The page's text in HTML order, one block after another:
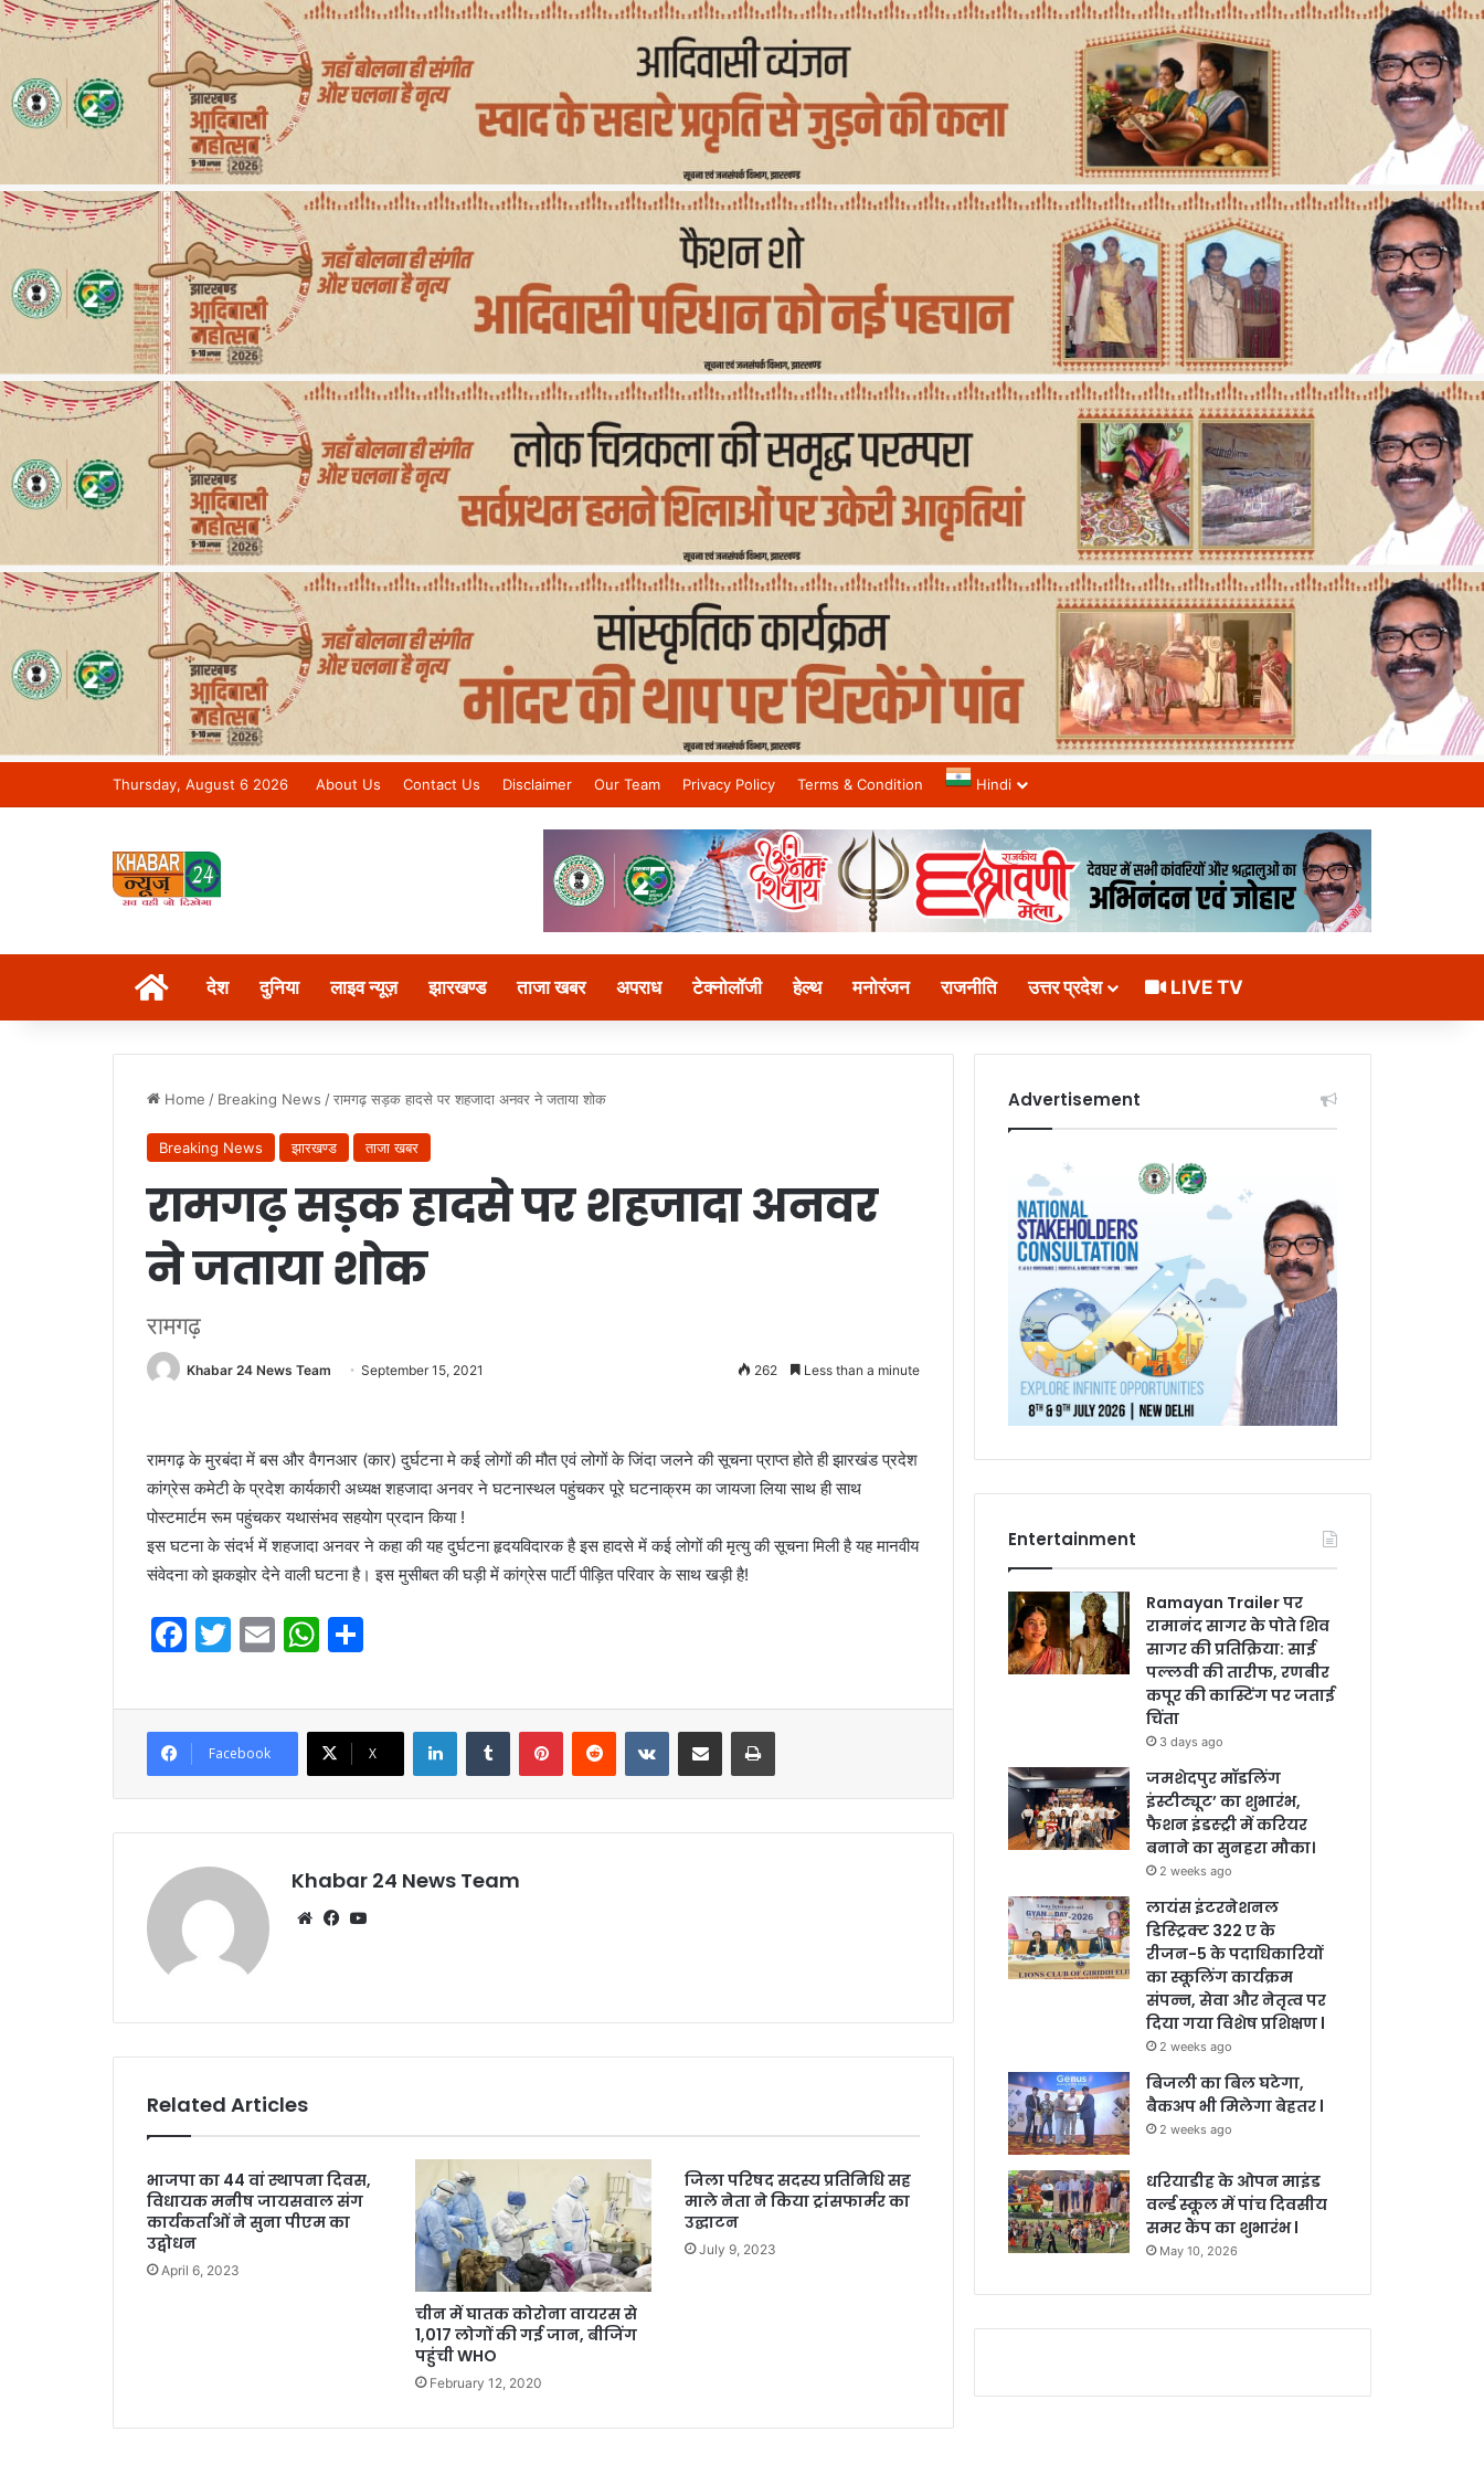
Thursday, August 6 2026 About Us Contact Us Disclaimer Our Team Privacy Policy Terms & Condition Hindi
Khabar 24 News Tv | Bihar/Jharkhand No.1 News Channel
देश दुनिया लाइव न्यूज़ झारखण्ड ताजा खबर अपराध टेक्नोलॉजी हेल्थ मनोरंजन राजनीति उत्तर प्रदेश LIVE TV
Home / Breaking News /रामगढ़ सड़क हादसे पर शहजादा अनवर ने जताया शोक
Breaking News झारखण्ड ताजा खबर
रामगढ़ सड़क हादसे पर शहजादा अनवर
ने जताया शोक
रामगढ़
Khabar 24 News Team September 15, 2021 262 Less than a minute
रामगढ़ के मुरबंदा में बस और वैगनआर (कार) दुर्घटना मे कई लोगों की मौत एवं लोगों के जिंदा जलने की सूचना प्राप्त होते ही झारखंड प्रदेश
कांग्रेस कमेटी के प्रदेश कार्यकारी अध्यक्ष शहजादा अनवर ने घटनास्थल पहुंचकर पूरे घटनाक्रम का जायजा लिया साथ ही साथ
पोस्टमार्टम रूम पहुंचकर यथासंभव सहयोग प्रदान किया !
इस घटना के संदर्भ में शहजादा अनवर ने कहा की यह दुर्घटना हृदयविदारक है इस हादसे में कई लोगों की मृत्यु की सूचना मिली है यह मानवीय
संवेदना को झकझोर देने वाली घटना है। इस मुसीबत की घड़ी में कांग्रेस पार्टी पीड़ित परिवार के साथ खड़ी है!
F
c
e
b
o
o
k
T
itt
er
E
ai
l
W
at
s
A
p
p
ar
e
Facebook X
LinkedInTumblr PinterestReddit VKontakteShare via Email Print
Khabar 24 News Team
WebsiteFacebook
Related Articles
भाजपा का 44 वां स्थापना दिवस,
विधायक मनीष जायसवाल संग
कार्यकर्ताओं ने सुना पीएम का
उद्वोधन
April 6, 2023
चीन में घातक कोरोना वायरस से
1,017 लोगों की गई जान, बीजिंग
पहुंची WHO
February 12, 2020
जिला परिषद सदस्य प्रतिनिधि सह
माले नेता ने किया ट्रांसफार्मर का
उद्घाटन
July 9, 2023
Advertisement
Entertainment
Ramayan Trailer पर
रामानंद सागर के पोते शिव
सागर की प्रतिक्रिया: साई
पल्लवी की तारीफ, रणबीर
कपूर की कास्टिंग पर जताई
चिंता
3 days ago
जमशेदपुर मॉडलिंग
इंस्टीट्यूट’ का शुभारंभ,
फैशन इंडस्ट्री में करियर
बनाने का सुनहरा मौका।
2 weeks ago
लायंस इंटरनेशनल
डिस्ट्रिक्ट 322 ए के
रीजन-5 के पदाधिकारियों
का स्कूलिंग कार्यक्रम
संपन्न, सेवा और नेतृत्व पर
दिया गया विशेष प्रशिक्षण l
2 weeks ago
बिजली का बिल घटेगा,
बैकअप भी मिलेगा बेहतर l
2 weeks ago
धरियाडीह के ओपन माइंड
वर्ल्ड स्कूल में पांच दिवसीय
समर कैंप का शुभारंभ l
May 10, 2026